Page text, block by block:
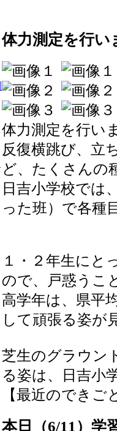
体力測定を行い
体力測定を行い
反復横跳び、立
ど、たくさんの
日吉小学校では
った班）で各種
１・２年生にと
ので、戸惑うこ
高学年は、県平
して頑張る姿が
芝生のグラウン
る姿は、日吉小
【最近のできご
本日（6/11）学